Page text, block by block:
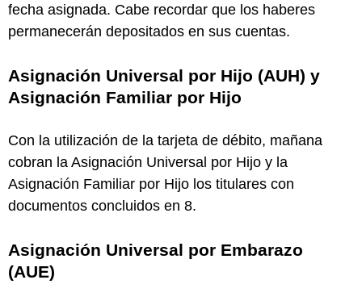
fecha asignada. Cabe recordar que los haberes
permanecerán depositados en sus cuentas.
Asignación Universal por Hijo (AUH) y
Asignación Familiar por Hijo
Con la utilización de la tarjeta de débito, mañana
cobran la Asignación Universal por Hijo y la
Asignación Familiar por Hijo los titulares con
documentos concluidos en 8.
Asignación Universal por Embarazo
(AUE)